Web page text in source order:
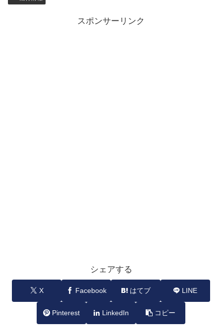
スポンサーリンク
シェアする
X Facebook はてブ LINE
Pinterest LinkedIn コピー